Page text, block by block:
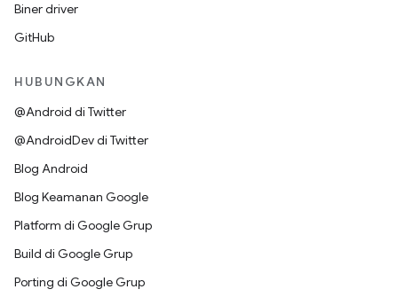
Biner driver
GitHub
HUBUNGKAN
@Android di Twitter
@AndroidDev di Twitter
Blog Android
Blog Keamanan Google
Platform di Google Grup
Build di Google Grup
Porting di Google Grup